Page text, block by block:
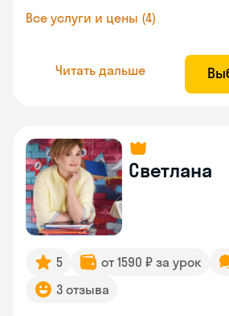
Все услуги и цены (4)
Читать дальше
Светлана
5 от 1590 ₽ за урок
3 отзыва